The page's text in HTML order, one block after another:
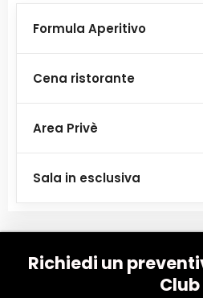
Formula Aperitivo
Cena ristorante
Area Privè
Sala in esclusiva
Richiedi un
Club